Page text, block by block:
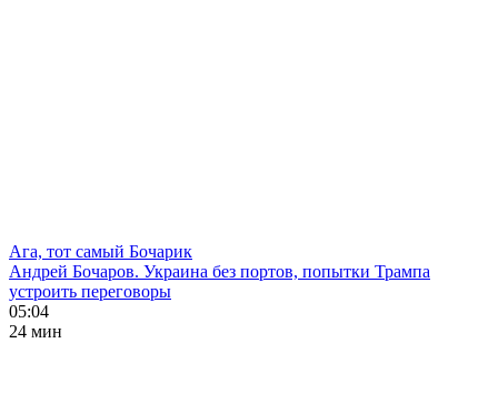
Ага, тот самый Бочарик
Андрей Бочаров. Украина без портов, попытки Трампа
устроить переговоры
05:04
24 мин